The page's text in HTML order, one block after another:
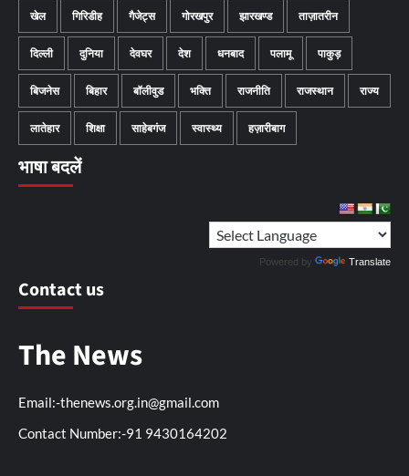
खेल गिरिडीह गैजेट्स गोरखपुर झारखण्ड ताज़ातरीन
दिल्ली दुनिया देवघर देश धनबाद पलामू पाकुड़
बिजनेस बिहार बॉलीवुड भक्ति राजनीति राजस्थान राज्य
लातेहार शिक्षा साहेबगंज स्वास्थ्य हज़ारीबाग
भाषा बदलें
Powered by Translate
Contact us
The News
Email:-thenews.org.in@gmail.com
Contact Number:-91 9430164202